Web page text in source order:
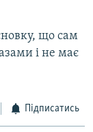
що сам
і не має
Підписатись